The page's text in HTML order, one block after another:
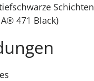
Schichten
471 Black)